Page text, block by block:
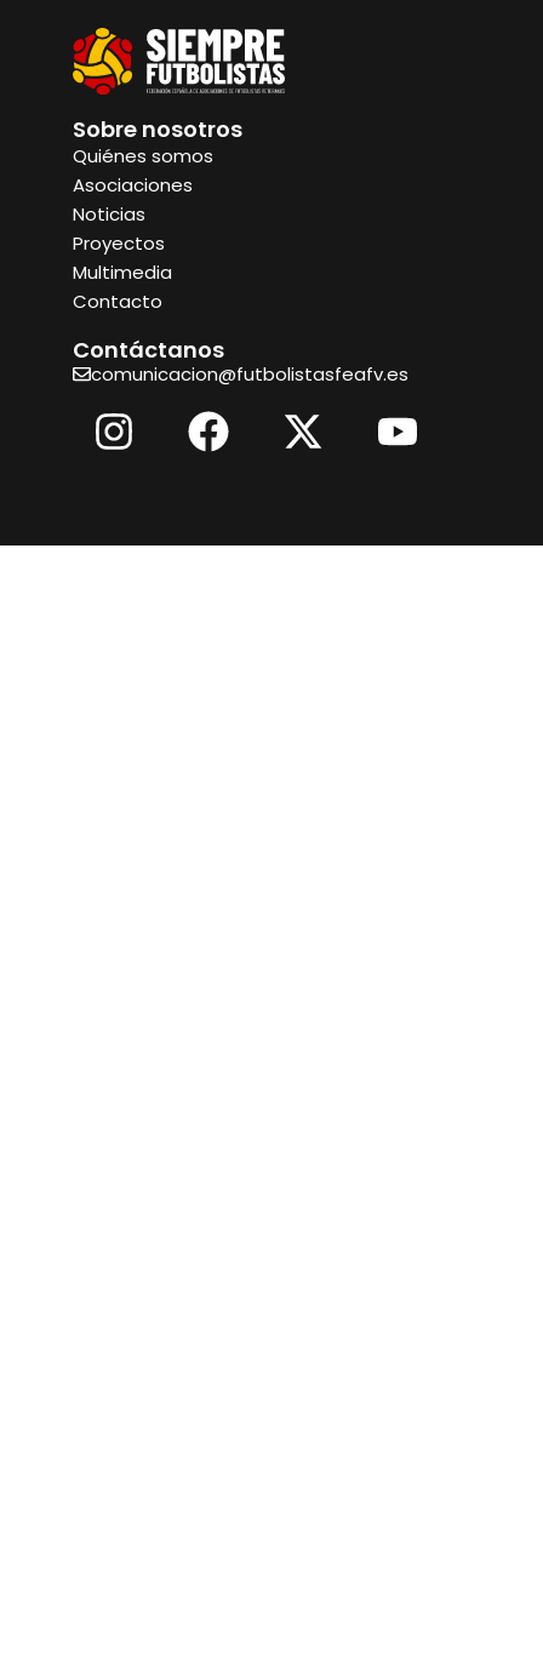
Sobre nosotros
Quiénes somos
Asociaciones
Noticias
Proyectos
Multimedia
Contacto
Contáctanos
comunicacion@futbolistasfeafv.es